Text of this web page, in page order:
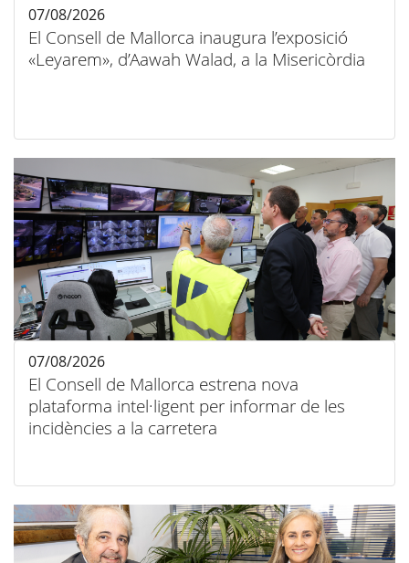
El Consell de Mallorca inaugura l’exposició
«Leyarem», d’Aawah Walad, a la Misericòrdia
07/08/2026
El Consell de Mallorca estrena nova
plataforma intel·ligent per informar de les
incidències a la carretera
07/08/2026